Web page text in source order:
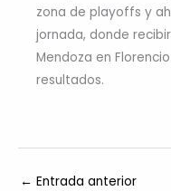
zona de playoffs y
jornada, donde
Mendoza en
resultados.
← Entrada anterior